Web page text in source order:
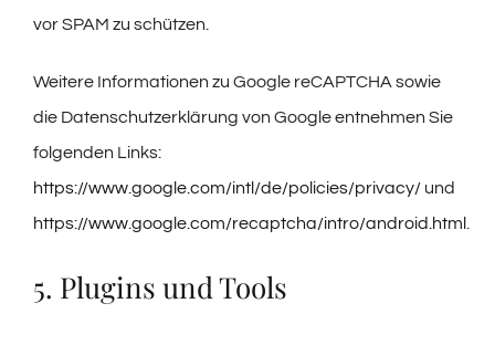
vor SPAM zu schützen.
Weitere Informationen zu Google reCAPTCHA sowie
die Datenschutzerklärung von Google entnehmen Sie
folgenden Links:
https://www.google.com/intl/de/policies/privacy/ und
https://www.google.com/recaptcha/intro/android.html
5. Plugins und Tools